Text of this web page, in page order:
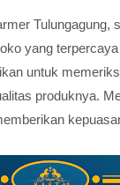
Tulungagung,
yang
untuk
produknya.